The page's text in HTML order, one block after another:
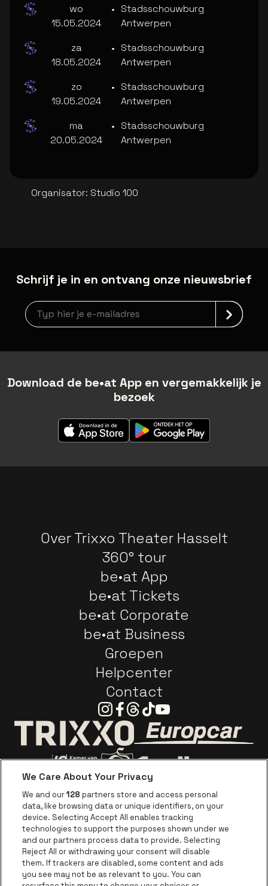
wo
15.05.2024
• Stadsschouwburg
Antwerpen
za
18.05.2024
• Stadsschouwburg
Antwerpen
zo
19.05.2024
• Stadsschouwburg
Antwerpen
ma
20.05.2024
• Stadsschouwburg
Antwerpen
Organisator: Studio 100
Schrijf je in en ontvang onze nieuwsbrief
Nieuwsbrief aanmelding
Download de be•at App en vergemakkelijk je
bezoek
Over Trixxo Theater Hasselt
360° tour
be•at App
be•at Tickets
be•at Corporate
be•at Business
Groepen
Helpcenter
Contact
Instagram
Facebook
Threads
TiktokYoutube
Ga naar de website van Trixxo
Ga naar de website van Voka Limburg
Ga naar de website
Ga naar de website van Coca-Cola
Ga naar de website van
Ga naar de
Ga naar de website van Champagne
Ga naar de website
Ga naar de website van Het logo
We Care About Your Privacy
We and our128 partners store and access personal
data, like browsing data or unique identifiers, on your
device. Selecting Accept All enables tracking
technologies to support the purposes shown under we
and our partners process data to provide. Selecting
Reject All or withdrawing your consent will disable
them. If trackers are disabled, some content and ads
you see may not be as relevant to you. You can